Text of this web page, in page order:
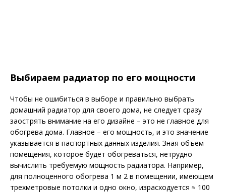
Выбираем радиатор по его мощности
Чтобы не ошибиться в выборе и правильно выбрать
домашний радиатор для своего дома, не следует сразу
заострять внимание на его дизайне – это не главное для
обогрева дома. Главное – его мощность, и это значение
указывается в паспортных данных изделия. Зная объем
помещения, которое будет обогреваться, нетрудно
вычислить требуемую мощность радиатора. Например,
для полноценного обогрева 1 м 2 в помещении, имеющем
трехметровые потолки и одно окно, израсходуется ≈ 100